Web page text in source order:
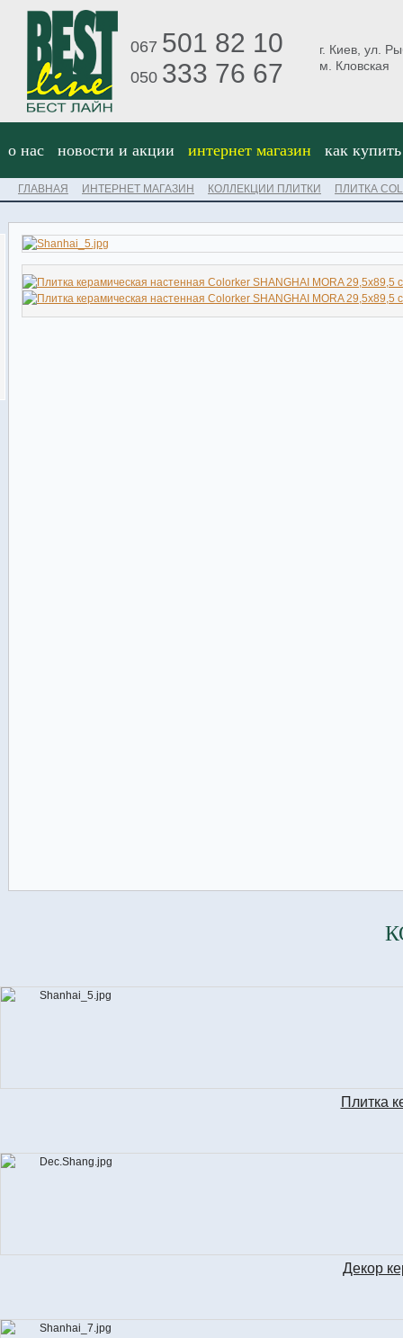
067 501 82 10
050 333 76 67
г. Киев, ул.
м. Кловская
о нас новости и акции интернет магазин как купить
ГЛАВНАЯ ИНТЕРНЕТ МАГАЗИН КОЛЛЕКЦИИ ПЛИТКИ ПЛИТКА
Плитка
Декор